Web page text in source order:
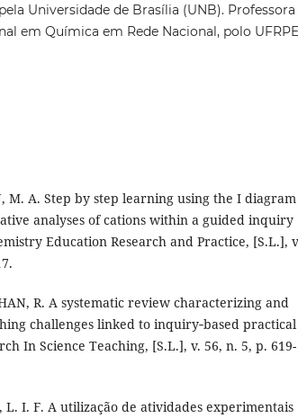
Universidade de Brasília (UNB). Professora
em Química em Rede Nacional, polo
M. A. Step by step learning using the I diagram
analyses of cations within a guided inquiry
Education Research and Practice, [S.L.],
R. A systematic review characterizing and
challenges linked to inquiry‐based practical
In Science Teaching, [S.L.], v. 56, n. 5, p. 619-
L. I. F. A utilização de atividades experimentais